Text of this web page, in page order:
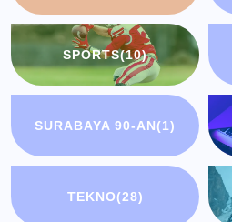
SPORTS(10)
SURABAYA 90-AN(1)
TEKNO(28)